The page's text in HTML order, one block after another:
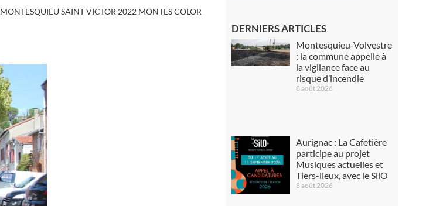
MONTESQUIEU SAINT VICTOR 2022 MONTES COLOR
DERNIERS ARTICLES
Montesquieu-Volvestre
: la commune appelle à
la vigilance face au
risque d’incendie
8 août 2026
Aurignac : La Cafetière
participe au projet
Musiques actuelles et
Tiers-lieux, avec le SilO
8 août 2026